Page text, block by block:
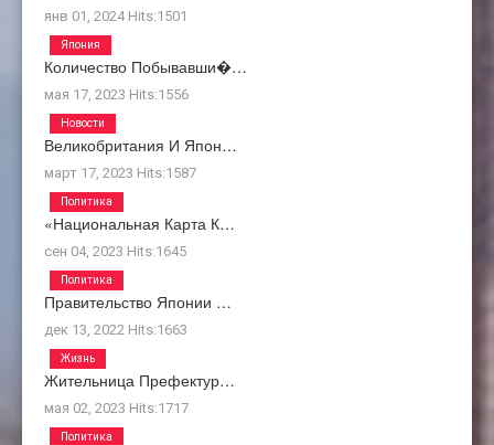
янв 01, 2024 Hits:1501
Количество Побывавши�…
мая 17, 2023 Hits:1556
Япония
Великобритания И Япон…
март 17, 2023 Hits:1587
Новости
«Национальная Карта К…
сен 04, 2023 Hits:1645
Политика
Правительство Японии …
дек 13, 2022 Hits:1663
Политика
Жительница Префектур…
мая 02, 2023 Hits:1717
Жизнь
Политика